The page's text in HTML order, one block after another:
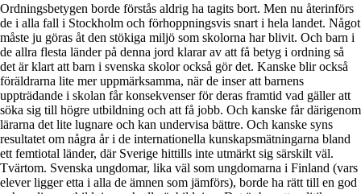
Ordningsbetygen borde förstås aldrig ha tagits bort. Men nu återinförs
de i alla fall i Stockholm och förhoppningsvis snart i hela landet. Något
måste ju göras åt den stökiga miljö som skolorna har blivit. Och barn i
de allra flesta länder på denna jord klarar av att få betyg i ordning så
det är klart att barn i svenska skolor också gör det. Kanske blir också
föräldrarna lite mer uppmärksamma, när de inser att barnens
uppträdande i skolan får konsekvenser för deras framtid vad gäller att
söka sig till högre utbildning och att få jobb. Och kanske får därigenom
lärarna det lite lugnare och kan undervisa bättre. Och kanske syns
resultatet om några år i de internationella kunskapsmätningarna bland
ett femtiotal länder, där Sverige hittills inte utmärkt sig särskilt väl.
Tvärtom. Svenska ungdomar, lika väl som ungdomarna i Finland (vars
elever ligger etta i alla de ämnen som jämförs), borde ha rätt till en god